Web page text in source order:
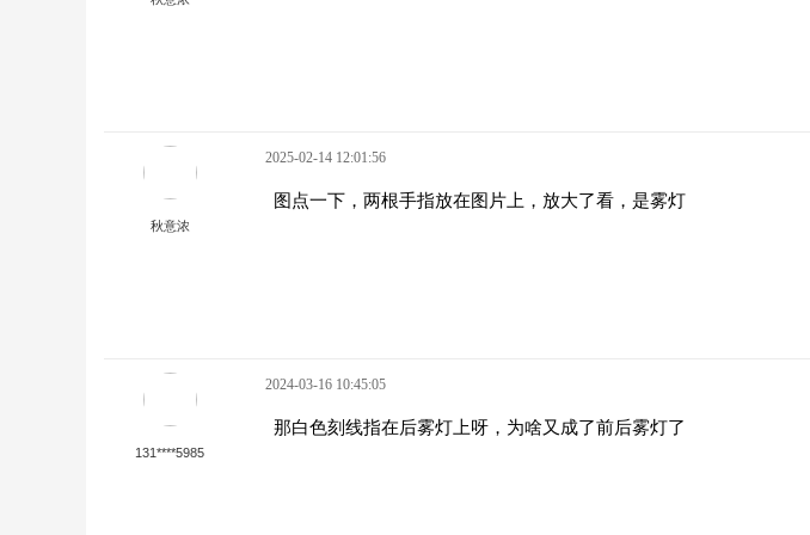
秋意浓
2025-02-14 12:01:56
图点一下，两根手指放在图片上，放大了看，是雾灯
131****5985
2024-03-16 10:45:05
那白色刻线指在后雾灯上呀，为啥又成了前后雾灯了